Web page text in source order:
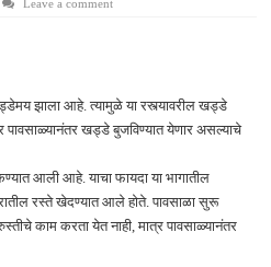
प्रतिसाद
Leave a comment
झाला आहे. त्यामुळे या रस्त्यावरील खड्डे
पावसाळ्यानंतर खड्डे बुजविण्यात येणार असल्याचे
आली आहे. याचा फायदा या भागातील
रस्ते खेदण्यात आले होते. पावसाळा सुरू
काम करता येत नाही, मात्र पावसाळ्यानंतर